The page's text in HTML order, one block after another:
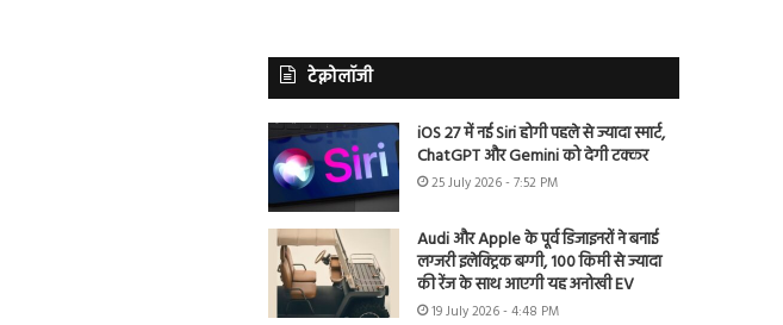
टेक्नोलॉजी
iOS 27 में नई Siri होगी पहले से ज्यादा स्मार्ट,
ChatGPT और Gemini को देगी टक्कर
25 July 2026 - 7:52 PM
Audi और Apple के पूर्व डिजाइनरों ने बनाई
लग्जरी इलेक्ट्रिक बग्गी, 100 किमी से ज्यादा
की रेंज के साथ आएगी यह अनोखी EV
19 July 2026 - 4:48 PM